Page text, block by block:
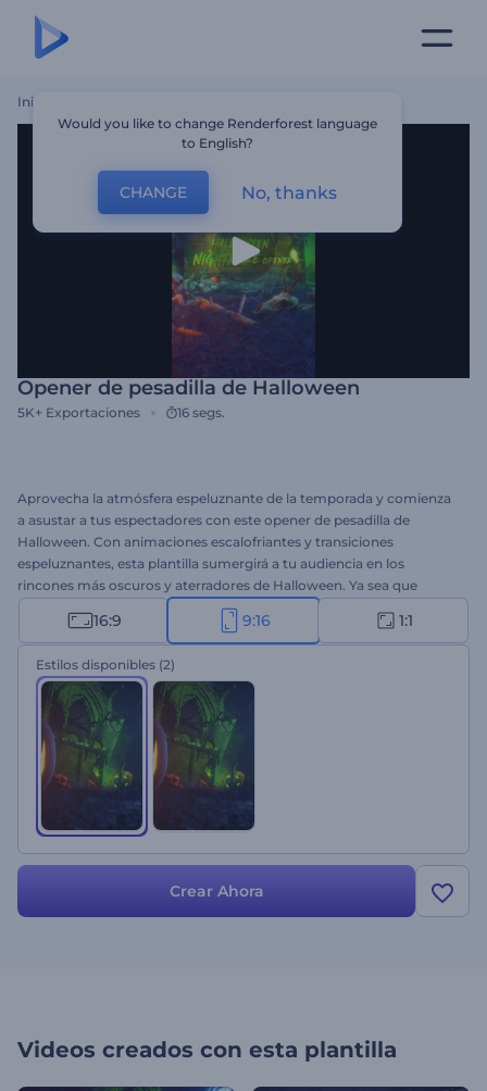
Inicio
Opener de pesadilla de Halloween
5K+ Exportaciones 16 segs.
Aprovecha la atmósfera espeluznante de la temporada y comienza
a asustar a tus espectadores con este opener de pesadilla de
Halloween. Con animaciones escalofriantes y transiciones
espeluznantes, esta plantilla sumergirá a tu audiencia en los
rincones más oscuros y aterradores de Halloween. Ya sea que
desees crear un video que ponga los pelos de punta para tu fiesta
de Halloween, un opener espeluznante para tu canal de YouTube,
un mensaje de saludo festivo u otros proyectos, el poder de crear
videos inolvidables está al alcance de tus manos. Escribe tus textos
creativos, carga tu logotipo, agrega una pista de música de fondo
espeluznante y deja a tu audiencia asombrada. ¡Crea ahora!
16:9 9:16 1:1
Estilos disponibles (2)
Crear Ahora
Videos creados con esta plantilla
Would you like to change Renderforest language
to English?
CHANGE No, thanks